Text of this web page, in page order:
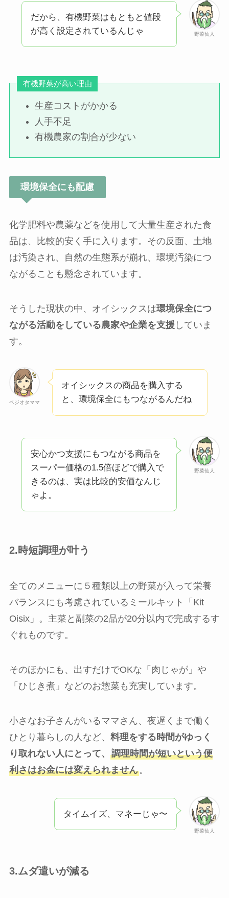
野菜仙人
だから、有機野菜はもともと値段
が高く設定されているんじゃ
有機野菜が高い理由
生産コストがかかる
人手不足
有機農家の割合が少ない
環境保全にも配慮
化学肥料や農薬などを使用して大量生産された食
品は、比較的安く手に入ります。その反面、土地
は汚染され、自然の生態系が崩れ、環境汚染につ
ながることも懸念されています。
そうした現状の中、オイシックスは環境保全につ
ながる活動をしている農家や企業を支援 していま
す。
ベジオタママ
オイシックスの商品を購入する
と、環境保全にもつながるんだね
野菜仙人
安心かつ支援にもつながる商品を
スーパー価格の1.5倍ほどで購入で
きるのは、実は比較的安価なんじ
ゃよ。
2.時短調理が叶う
全てのメニューに５種類以上の野菜が入って栄養
バランスにも考慮されているミールキット「Kit
Oisix」。主菜と副菜の2品が20分以内で完成するす
ぐれものです。
そのほかにも、出すだけでOKな「肉じゃが」や
「ひじき煮」などのお惣菜も充実しています。
小さなお子さんがいるママさん、夜遅くまで働く
ひとり暮らしの人など、 料理をする時間がゆっく
り取れない人にとって、 調理時間が短いという便
利さはお金には変えられません。
野菜仙人
タイムイズ、マネーじゃ〜
3.ムダ遣いが減る